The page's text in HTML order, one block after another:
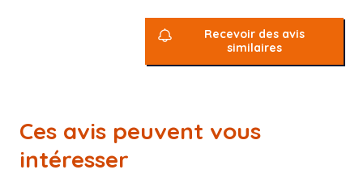
Recevoir des avis
similaires
Ces avis peuvent vous
intéresser